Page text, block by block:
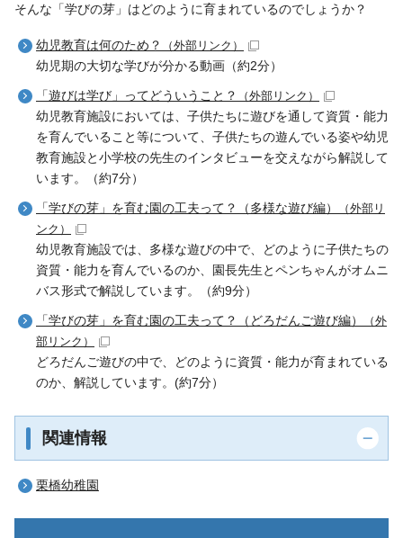
そんな「学びの芽」はどのように育まれているのでしょうか？
幼児教育は何のため？ （外部リンク）
幼児期の大切な学びが分かる動画（約2分）
「遊びは学び」ってどういうこと？ （外部リンク）
幼児教育施設においては、子供たちに遊びを通して資質・能力
を育んでいること等について、子供たちの遊んでいる姿や幼児
教育施設と小学校の先生のインタビューを交えながら解説して
います。（約7分）
「学びの芽」を育む園の工夫って？（多様な遊び編）
（外部リ
ンク）
幼児教育施設では、多様な遊びの中で、どのように子供たちの
資質・能力を育んでいるのか、園長先生とペンちゃんがオムニ
バス形式で解説しています。（約9分）
「学びの芽」を育む園の工夫って？（どろだんご遊び編）
（外
部リンク）
どろだんご遊びの中で、どのように資質・能力が育まれている
のか、解説しています。(約7分）
関連情報
栗橋幼稚園